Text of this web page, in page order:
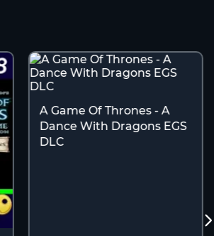
A Game Of Thrones - A
Dance With Dragons EGS
DLC